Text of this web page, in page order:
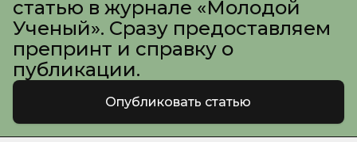
статью в журнале «Молодой
Ученый». Сразу предоставляем
препринт и справку о
публикации.
Опубликовать статью